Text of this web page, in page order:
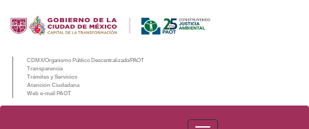
CDMX/Organismo Público Descentralizado/PAOT
Transparencia
Trámites y Servicios
Atención Ciudadana
Web e-mail PAOT